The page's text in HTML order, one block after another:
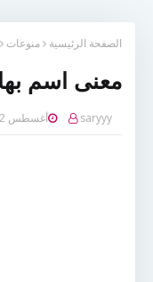
الصفحة الرئيسية منوعات
معنى اسم
saryyy أغسطس 12, 2016